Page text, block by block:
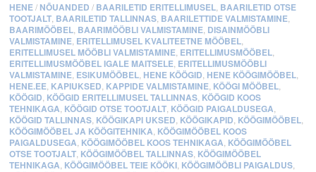
HENE / NÕUANDED / BAARILETID ERITELLIMUSEL, BAARILETID OTSE
TOOTJALT, BAARILETID TALLINNAS, BAARILETTIDE VALMISTAMINE,
BAARIMÖÖBEL, BAARIMÖÖBLI VALMISTAMINE, DISAINMÖÖBLI
VALMISTAMINE, ERITELLIMUSEL KVALITEETNE MÖÖBEL,
ERITELLIMUSEL MÖÖBLI VALMISTAMINE, ERITELLIMUSMÖÖBEL,
ERITELLIMUSMÖÖBEL IGALE MAITSELE, ERITELLIMUSMÖÖBLI
VALMISTAMINE, ESIKUMÖÖBEL, HENE KÖÖGID, HENE KÖÖGIMÖÖBEL,
HENE.EE, KAPIUKSED, KAPPIDE VALMISTAMINE, KÖÖGI MÖÖBEL,
KÖÖGID, KÖÖGID ERITELLIMUSEL TALLINNAS, KÖÖGID KOOS
TEHNIKAGA, KÖÖGID OTSE TOOTJALT, KÖÖGID PAIGALDUSEGA,
KÖÖGID TALLINNAS, KÖÖGIKAPI UKSED, KÖÖGIKAPID, KÖÖGIMÖÖBEL,
KÖÖGIMÖÖBEL JA KÖÖGITEHNIKA, KÖÖGIMÖÖBEL KOOS
PAIGALDUSEGA, KÖÖGIMÖÖBEL KOOS TEHNIKAGA, KÖÖGIMÖÖBEL
OTSE TOOTJALT, KÖÖGIMÖÖBEL TALLINNAS, KÖÖGIMÖÖBEL
TEHNIKAGA, KÖÖGIMÖÖBEL TEIE KÖÖKI, KÖÖGIMÖÖBLI PAIGALDUS,